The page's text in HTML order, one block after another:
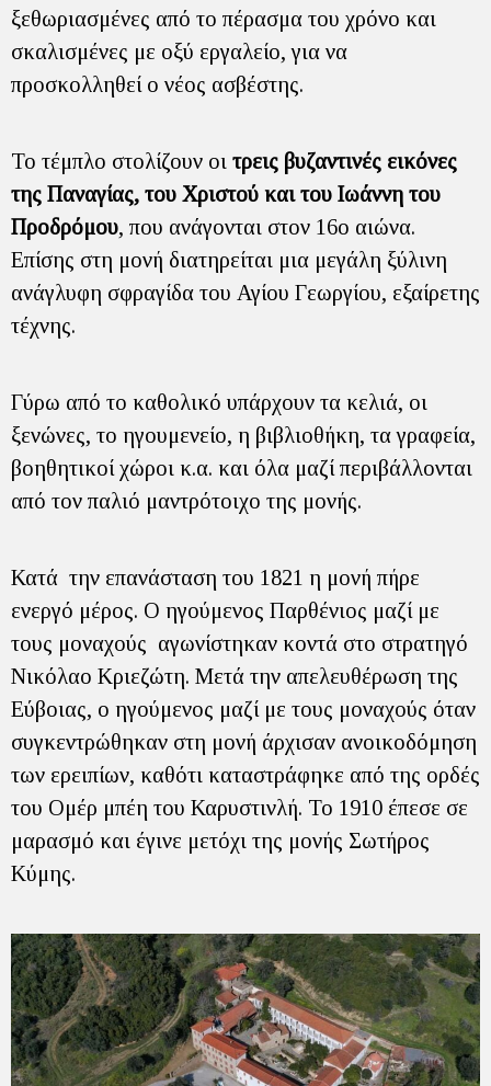
ξεθωριασμένες από το πέρασμα του χρόνο και
σκαλισμένες με οξύ εργαλείο, για να
προσκολληθεί ο νέος ασβέστης.
Το τέμπλο στολίζουν οι τρεις βυζαντινές εικόνες
της Παναγίας, του Χριστού και του Ιωάννη του
Προδρόμου, που ανάγονται στον 16ο αιώνα.
Επίσης στη μονή διατηρείται μια μεγάλη ξύλινη
ανάγλυφη σφραγίδα του Αγίου Γεωργίου, εξαίρετης
τέχνης.
Γύρω από το καθολικό υπάρχουν τα κελιά, οι
ξενώνες, το ηγουμενείο, η βιβλιοθήκη, τα γραφεία,
βοηθητικοί χώροι κ.α. και όλα μαζί περιβάλλονται
από τον παλιό μαντρότοιχο της μονής.
Κατά την επανάσταση του 1821 η μονή πήρε
ενεργό μέρος. Ο ηγούμενος Παρθένιος μαζί με
τους μοναχούς αγωνίστηκαν κοντά στο στρατηγό
Νικόλαο Κριεζώτη. Μετά την απελευθέρωση της
Εύβοιας, ο ηγούμενος μαζί με τους μοναχούς όταν
συγκεντρώθηκαν στη μονή άρχισαν ανοικοδόμηση
των ερειπίων, καθότι καταστράφηκε από της ορδές
του Ομέρ μπέη του Καρυστινλή. Το 1910 έπεσε σε
μαρασμό και έγινε μετόχι της μονής Σωτήρος
Κύμης.